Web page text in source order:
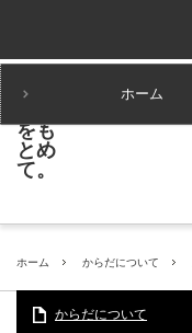
ホーム
ホーム からだについて
からだについて